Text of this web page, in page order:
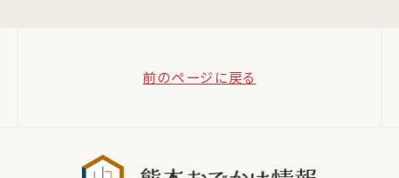
前のページに戻る